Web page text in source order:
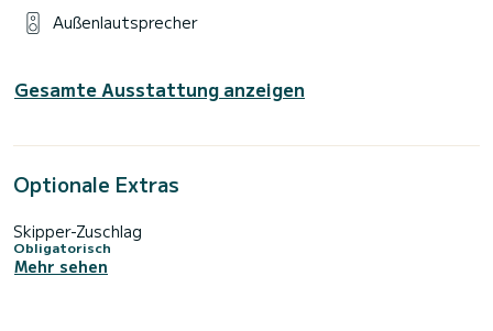
Außenlautsprecher
Gesamte Ausstattung anzeigen
Optionale Extras
Skipper-Zuschlag
Obligatorisch
Mehr sehen